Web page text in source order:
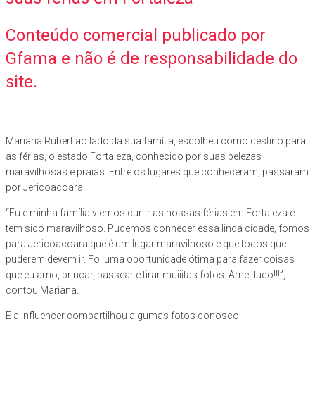
Conteúdo comercial publicado por
Gfama e não é de responsabilidade do
site.
Mariana Rubert ao lado da sua família, escolheu como destino para
as férias, o estado Fortaleza, conhecido por suas belezas
maravilhosas e praias. Entre os lugares que conheceram, passaram
por Jericoacoara.
“Eu e minha família viemos curtir as nossas férias em Fortaleza e
tem sido maravilhoso. Pudemos conhecer essa linda cidade, fomos
para Jericoacoara que é um lugar maravilhoso e que todos que
puderem devem ir. Foi uma oportunidade ótima para fazer coisas
que eu amo, brincar, passear e tirar muiiitas fotos. Amei tudo!!!”,
contou Mariana.
E a influencer compartilhou algumas fotos conosco: